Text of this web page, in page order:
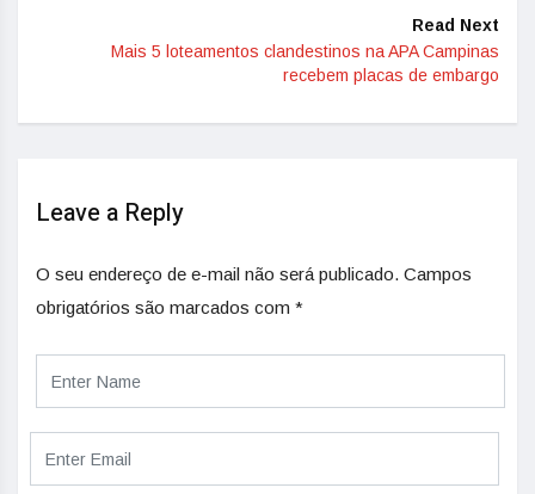
Read Next
Mais 5 loteamentos clandestinos na APA Campinas
recebem placas de embargo
Leave a Reply
O seu endereço de e-mail não será publicado. Campos
obrigatórios são marcados com *